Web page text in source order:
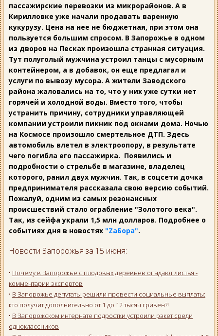
пассажирские перевозки из микрорайонов. А в
Кирилловке уже начали продавать варенную
кукурузу. Цена на нее не бюджетная, при этом она
пользуется большим спросом. В Запорожье в одном
из дворов на Песках произошла странная ситуация.
Тут полуголый мужчина устроил танцы с мусорным
контейнером, а в добавок, он еще предлагал и
услуги по вывозу мусора. А жители Заводского
района жаловались на то, что у них уже сутки нет
горячей и холодной воды. Вместо того, чтобы
устранить причину, сотрудники управляющей
компании устроили пикник под окнами дома. Ночью
на Космосе произошло смертельное ДТП. Здесь
автомобиль влетел в электроопору, в результате
чего погибла его пассажирка. Появились и
подробности о стрельбе в магазине, владелец
которого, ранил двух мужчин. Так, в соцсети дочка
предпринимателя рассказала свою версию событий.
Пожалуй, одним из самых резонансных
происшествий стало ограбление "Золотого века".
Так, из сейфа украли 1,5 млн долларов. Подробнее о
событиях дня в новостях "ZаБора".
Новости Запорожья за 15 июня:
• Почему в Запорожье с плодовых деревьев опадают листья -
комментарии экспертов
• В Запорожье депутаты решили провести социальные выплаты:
кто получит дополнительно от 1 до 12 тысяч гривен?!
• В Запорожском интернате подростки устроили рэкет среди
одноклассников